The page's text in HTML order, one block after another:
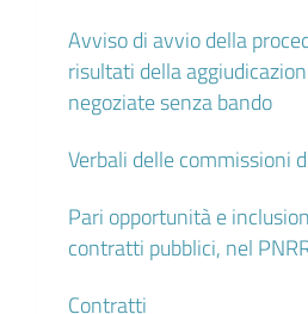
Avviso di avvio della
risultati della
negoziate senza bando
Verbali delle commissioni
Pari opportunità e
contratti pubblici, nel
Contratti